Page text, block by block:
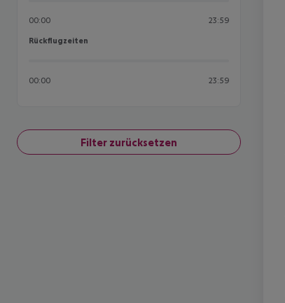
00:00 23:59
Rückflugzeiten
Rückflugzeiten
00:00 23:59
Filter zurücksetzen